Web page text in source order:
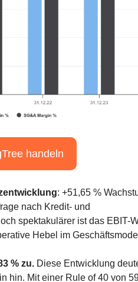
handeln
: +51,65 %
nach Kredit- und
spektakulärer ist das EBIT-
Hebel im
% zu. Diese Entwicklung
hin. Mit einer Rule of 40 von